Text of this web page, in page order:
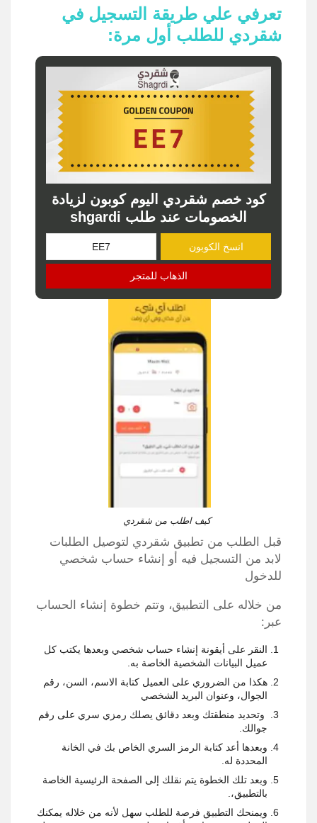
تعرفي علي طريقة التسجيل في
شقردي للطلب أول مرة:
كود خصم شقردي اليوم كوبون لزيادة
الخصومات عند طلب shgardi
انسخ الكوبون
الذهاب للمتجر
كيف اطلب من شقردي
قبل الطلب من تطبيق شقردي لتوصيل الطلبات
لابد من التسجيل فيه أو إنشاء حساب شخصي
للدخول
من خلاله على التطبيق، وتتم خطوة إنشاء الحساب
عبر:
النقر على أيقونة إنشاء حساب شخصي وبعدها يكتب كل
عميل البيانات الشخصية الخاصة به.
هكذا من الضروري على العميل كتابة الاسم، السن، رقم
الجوال، وعنوان البريد الشخصي
وتحديد منطقتك وبعد دقائق يصلك رمزي سري على رقم
جوالك.
وبعدها أعد كتابة الرمز السري الخاص بك في الخانة
المحددة له.
وبعد تلك الخطوة يتم نقلك إلى الصفحة الرئيسية الخاصة
بالتطبيق،.
ويمنحك التطبيق فرصة للطلب سهل لأنه من خلاله يمكنك